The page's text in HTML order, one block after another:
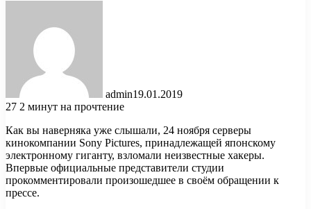
admin19.01.2019
27 2 минут на прочтение
Как вы наверняка уже слышали, 24 ноября серверы
кинокомпании Sony Pictures, принадлежащей японскому
электронному гиганту, взломали неизвестные хакеры.
Впервые официальные представители студии
прокомментировали произошедшее в своём обращении к
прессе.